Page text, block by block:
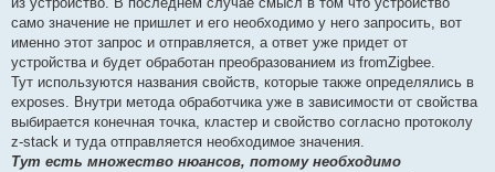
само значение не пришлет и его необходимо у него запросить, вот
именно этот запрос и отправляется, а ответ уже придет от
устройства и будет обработан преобразованием из fromZigbee.
Тут используются названия свойств, которые также определялись в
exposes. Внутри метода обработчика уже в зависимости от свойства
выбирается конечная точка, кластер и свойство согласно протоколу
z-stack и туда отправляется необходимое значения.
Тут есть множество нюансов, потому необходимо